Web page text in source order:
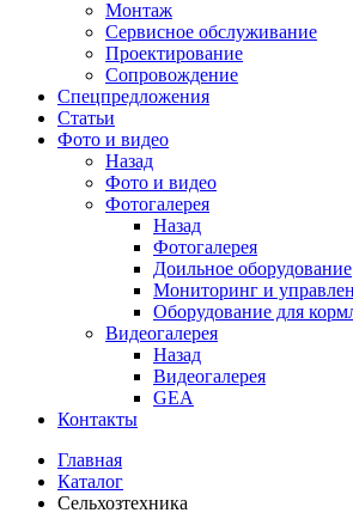
Монтаж
Сервисное обслуживание
Проектирование
Сопровождение
Спецпредложения
Статьи
Фото и видео
Назад
Фото и видео
Фотогалерея
Назад
Фотогалерея
Доильное оборудование
Мониторинг и
Оборудование для
Видеогалерея
Назад
Видеогалерея
GEA
Контакты
Главная
Каталог
Сельхозтехника